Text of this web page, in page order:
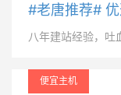
#老唐推荐#
八年建站经验，吐
便宜主机